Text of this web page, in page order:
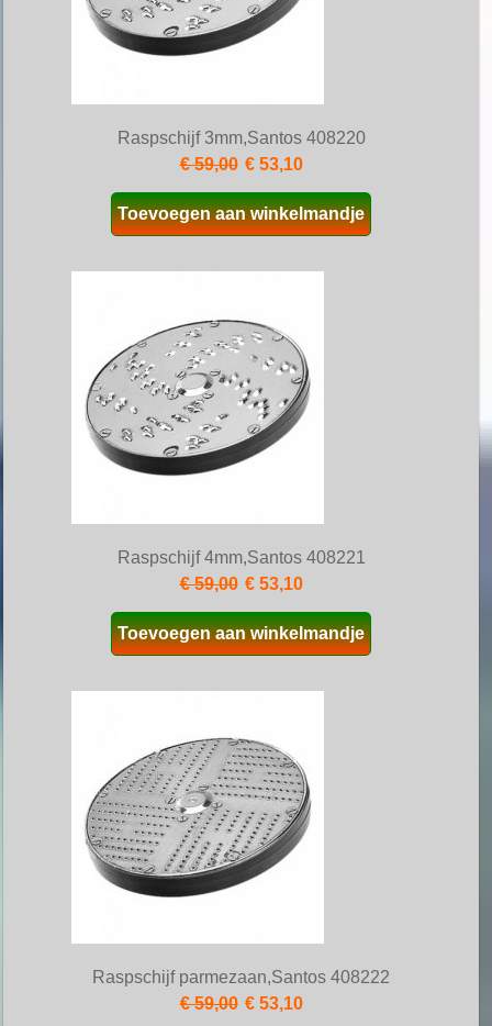
Raspschijf 3mm,Santos 408220
€ 59,00 € 53,10
Toevoegen aan winkelmandje
Raspschijf 4mm,Santos 408221
€ 59,00 € 53,10
Toevoegen aan winkelmandje
Raspschijf parmezaan,Santos 408222
€ 59,00 € 53,10